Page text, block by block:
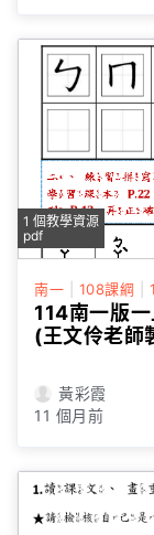
1 個教學資源
pdf
南一 108課綱
114南一版
(王文伶老師
黃彩霞
11 個月前